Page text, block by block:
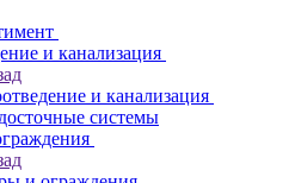
и канализация
и канализация
системы